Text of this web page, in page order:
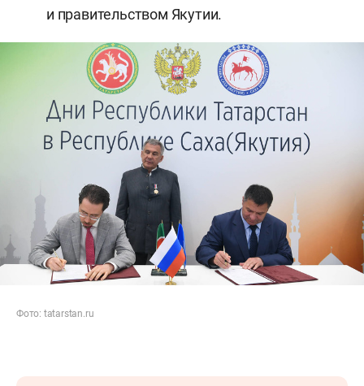
и правительством Якутии.
Фото: tatarstan.ru